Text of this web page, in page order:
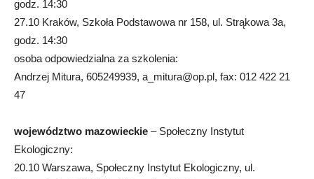
godz. 14:30
27.10 Kraków, Szkoła Podstawowa nr 158, ul. Strąkowa 3a,
godz. 14:30
osoba odpowiedzialna za szkolenia:
Andrzej Mitura, 605249939, a_mitura@op.pl, fax: 012 422 21
47
województwo mazowieckie – Społeczny Instytut
Ekologiczny:
20.10 Warszawa, Społeczny Instytut Ekologiczny, ul.